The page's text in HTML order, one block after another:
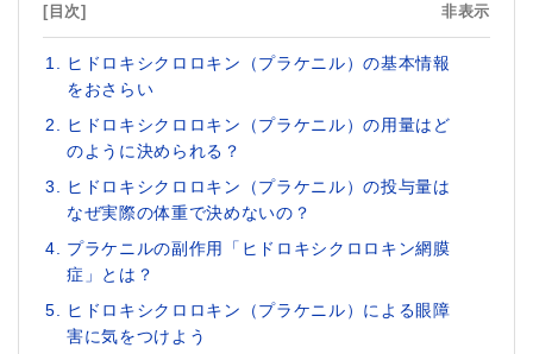
[目次] 非表示
ヒドロキシクロロキン（プラケニル）の基本情報
をおさらい
ヒドロキシクロロキン（プラケニル）の用量はど
のように決められる？
ヒドロキシクロロキン（プラケニル）の投与量は
なぜ実際の体重で決めないの？
プラケニルの副作用「ヒドロキシクロロキン網膜
症」とは？
ヒドロキシクロロキン（プラケニル）による眼障
害に気をつけよう